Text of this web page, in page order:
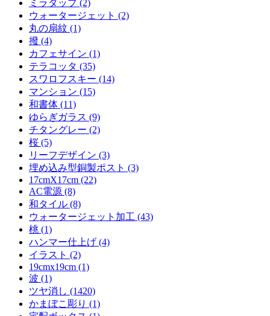
ミラタップ (2)
ウォータージェット (2)
丸の扇紋 (1)
撥 (4)
カフェサイン (1)
テラコッタ (35)
スワロフスキー (14)
マンション (15)
和書体 (11)
ゆらぎガラス (9)
チタングレー (2)
桜 (5)
リーフデザイン (3)
埋め込み型銅製ポスト (3)
17cmX17cm (22)
AC電源 (8)
和タイル (8)
ウォータージェット加工 (43)
桃 (1)
ハンマー仕上げ (4)
イラスト (2)
19cmx19cm (1)
波 (1)
ツヤ消し (1420)
かまぼこ彫り (1)